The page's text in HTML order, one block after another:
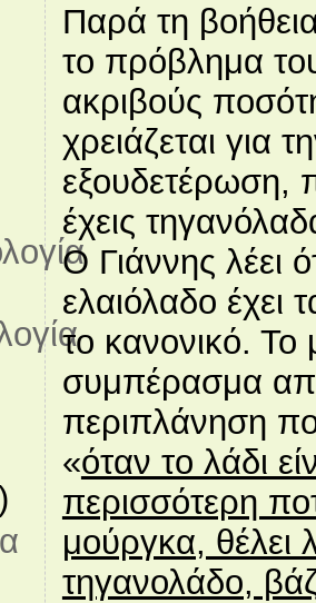
Παρά τη
το πρόβλημα
ακριβούς
χρειάζεται για
εξουδετέρωση,
έχεις
Ο Γιάννης λέει
ελαιόλαδο έχει
το κανονικό. Το
συμπέρασμα απο
περιπλάνηση
«όταν το λάδι
περισσότερη
μούργκα, θέλει
τηγανολάδο,